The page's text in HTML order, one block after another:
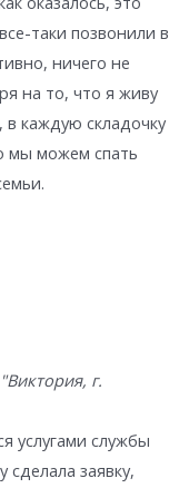
таки позвонили в
ничего не
на то, что я живу
каждую складочку
мы можем спать
Виктория, г.
услугами службы
заявку,